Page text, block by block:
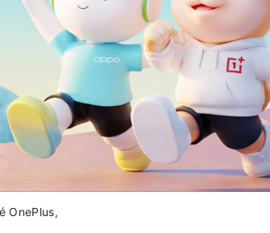
votre commande, vous informera de
dans les meilleurs délais, à l’exception
la loi en vigueur, la responsabilité de
de la somme que vous avez
affiché sur notre site internet lors du
OnePlus,